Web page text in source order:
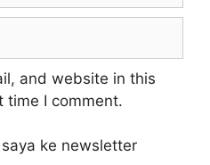
and website in this
time I comment.
ke newsletter